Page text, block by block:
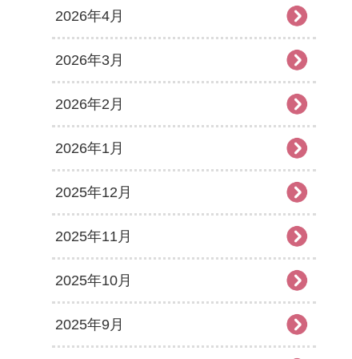
2026年4月
2026年3月
2026年2月
2026年1月
2025年12月
2025年11月
2025年10月
2025年9月